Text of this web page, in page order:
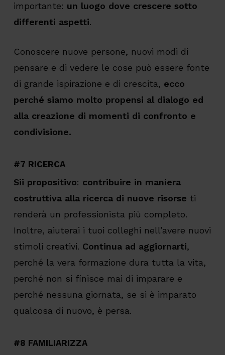
importante: un luogo dove crescere sotto
differenti aspetti.
Conoscere nuove persone, nuovi modi di
pensare e di vedere le cose può essere fonte
di grande ispirazione e di crescita, ecco
perché siamo molto propensi al dialogo ed
alla creazione di momenti di confronto e
condivisione.
#7 RICERCA
Sii propositivo: contribuire in maniera
costruttiva alla ricerca di nuove risorse ti
renderà un professionista più completo.
Inoltre, aiuterai i tuoi colleghi nell’avere nuovi
stimoli creativi. Continua ad aggiornarti,
perché la vera formazione dura tutta la vita,
perché non si finisce mai di imparare e
perché nessuna giornata, se si è imparato
qualcosa di nuovo, è persa.
#8 FAMILIARIZZA